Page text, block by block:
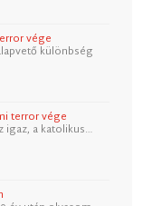
vége
különbség
terror vége
igaz, a katolikus…